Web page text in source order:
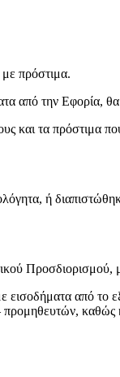
με πρόστιμα.
από την
και τα πρόστιμα
ή
από το
προμηθευτών,